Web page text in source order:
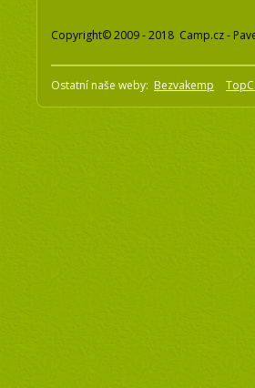
Copyright© 2009 - 2018 Camp.cz -
Ostatní naše weby: Bezvakemp